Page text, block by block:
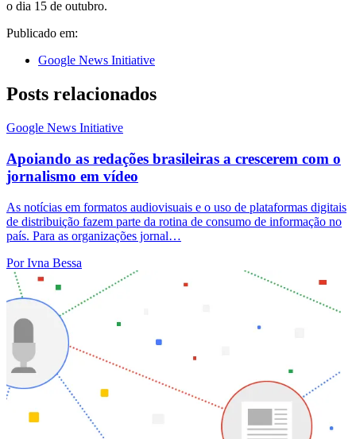
o dia 15 de outubro.
Publicado em:
Google News Initiative
Posts relacionados
Google News Initiative
Apoiando as redações brasileiras a crescerem com o
jornalismo em vídeo
As notícias em formatos audiovisuais e o uso de plataformas digitais
de distribuição fazem parte da rotina de consumo de informação no
país. Para as organizações jornal…
Por Ivna Bessa